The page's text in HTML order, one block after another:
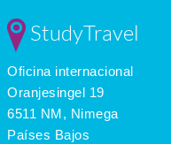
Mar
May
June
July
StudyTravel
Oficina internacional
Oranjesingel 19
6511 NM, Nimega
Países Bajos